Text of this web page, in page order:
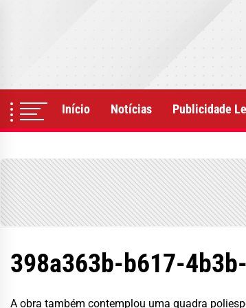
Início Notícias Publicidade
398a363b-b617-
A obra também contemplou uma quadra